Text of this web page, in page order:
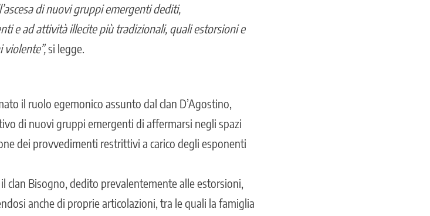
di nuovi gruppi emergenti dediti,
e ad attività illecite più tradizionali, quali estorsioni e
si legge.
il ruolo egemonico assunto dalclan D’Agostino,
di nuovi gruppi emergenti di affermarsi negli spazi
dei provvedimenti restrittivi a carico degli esponenti
clan Bisogno, dedito prevalentemente alle estorsioni,
anche di proprie articolazioni, tra le quali la famiglia